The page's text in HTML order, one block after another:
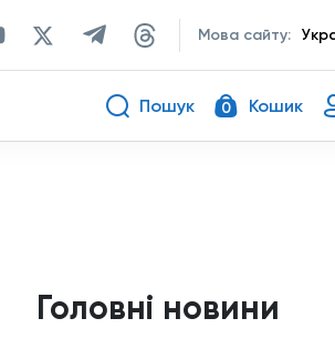
Мова сайту:
Пошук 0 Кошик
Головні новини